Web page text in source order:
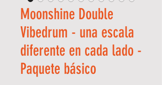
Moonshine Double
Vibedrum - una escala
diferente en cada lado -
Paquete básico